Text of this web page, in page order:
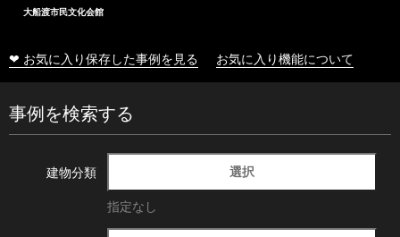
大船渡市民文化会館
❤ お気に入り保存した事例を見る お気に入り機能について
事例を検索する
建物分類 選択
指定なし